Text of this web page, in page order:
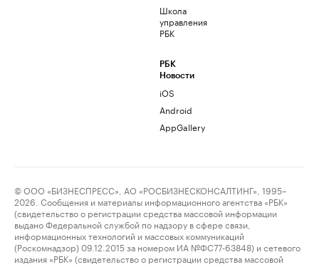
Школа
управления
РБК
РБК
Новости
iOS
Android
AppGallery
© ООО «БИЗНЕСПРЕСС», АО «РОСБИЗНЕСКОНСАЛТИНГ», 1995–
2026. Сообщения и материалы информационного агентства «РБК»
(свидетельство о регистрации средства массовой информации
выдано Федеральной службой по надзору в сфере связи,
информационных технологий и массовых коммуникаций
(Роскомнадзор) 09.12.2015 за номером ИА №ФС77-63848) и сетевого
издания «РБК» (свидетельство о регистрации средства массовой